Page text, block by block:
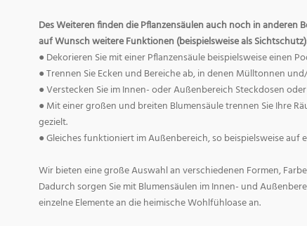
Des Weiteren finden die Pflanzensäulen auch noch in anderen
auf Wunsch weitere Funktionen (beispielsweise als
● Dekorieren Sie mit einer Pflanzensäule beispielsweise einen
● Trennen Sie Ecken und Bereiche ab, in denen Mülltonnen
● Verstecken Sie im Innen- oder Außenbereich Steckdosen
● Mit einer großen und breiten Blumensäule trennen Sie Ihre
gezielt.
● Gleiches funktioniert im Außenbereich, so beispielsweise auf
Wir bieten eine große Auswahl an verschiedenen Formen,
Dadurch sorgen Sie mit Blumensäulen im Innen- und
einzelne Elemente an die heimische Wohlfühloase an.